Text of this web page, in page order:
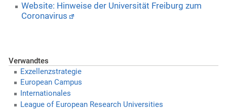
Website: Hinweise der Universität Freiburg zum
Coronavirus
Verwandtes
Exzellenzstrategie
European Campus
Internationales
League of European Research Universities